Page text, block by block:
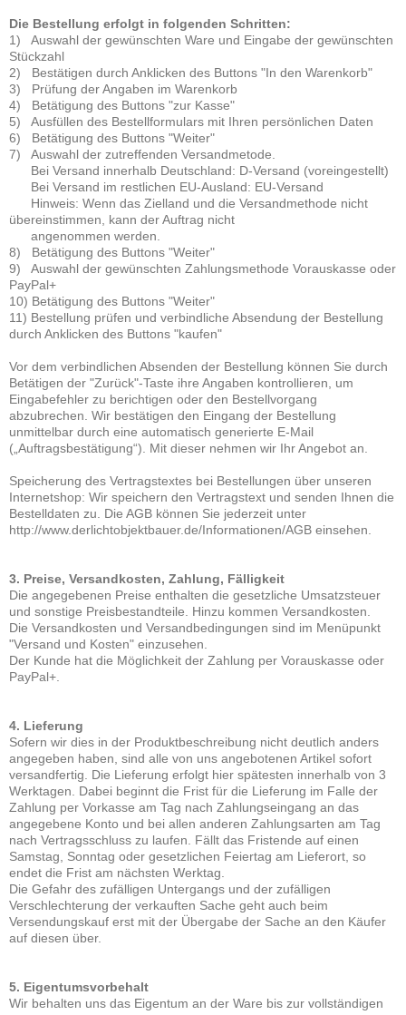
Die Bestellung erfolgt in folgenden Schritten:
1) Auswahl der gewünschten Ware und Eingabe der gewünschten
Stückzahl
2) Bestätigen durch Anklicken des Buttons "In den Warenkorb"
3) Prüfung der Angaben im Warenkorb
4) Betätigung des Buttons "zur Kasse"
5) Ausfüllen des Bestellformulars mit Ihren persönlichen Daten
6) Betätigung des Buttons "Weiter"
7) Auswahl der zutreffenden Versandmetode.
Bei Versand innerhalb Deutschland: D-Versand (voreingestellt)
Bei Versand im restlichen EU-Ausland: EU-Versand
Hinweis: Wenn das Zielland und die Versandmethode nicht
übereinstimmen, kann der Auftrag nicht
angenommen werden.
8) Betätigung des Buttons "Weiter"
9) Auswahl der gewünschten Zahlungsmethode Vorauskasse oder
PayPal+
10) Betätigung des Buttons "Weiter"
11) Bestellung prüfen und verbindliche Absendung der Bestellung
durch Anklicken des Buttons "kaufen"
Vor dem verbindlichen Absenden der Bestellung können Sie durch
Betätigen der "Zurück"-Taste ihre Angaben kontrollieren, um
Eingabefehler zu berichtigen oder den Bestellvorgang
abzubrechen. Wir bestätigen den Eingang der Bestellung
unmittelbar durch eine automatisch generierte E-Mail
(„Auftragsbestätigung“). Mit dieser nehmen wir Ihr Angebot an.
Speicherung des Vertragstextes bei Bestellungen über unseren
Internetshop: Wir speichern den Vertragstext und senden Ihnen die
Bestelldaten zu. Die AGB können Sie jederzeit unter
http://www.derlichtobjektbauer.de/Informationen/AGB einsehen.
3. Preise, Versandkosten, Zahlung, Fälligkeit
Die angegebenen Preise enthalten die gesetzliche Umsatzsteuer
und sonstige Preisbestandteile. Hinzu kommen Versandkosten.
Die Versandkosten und Versandbedingungen sind im Menüpunkt
"Versand und Kosten" einzusehen.
Der Kunde hat die Möglichkeit der Zahlung per Vorauskasse oder
PayPal+.
4. Lieferung
Sofern wir dies in der Produktbeschreibung nicht deutlich anders
angegeben haben, sind alle von uns angebotenen Artikel sofort
versandfertig. Die Lieferung erfolgt hier spätesten innerhalb von 3
Werktagen. Dabei beginnt die Frist für die Lieferung im Falle der
Zahlung per Vorkasse am Tag nach Zahlungseingang an das
angegebene Konto und bei allen anderen Zahlungsarten am Tag
nach Vertragsschluss zu laufen. Fällt das Fristende auf einen
Samstag, Sonntag oder gesetzlichen Feiertag am Lieferort, so
endet die Frist am nächsten Werktag.
Die Gefahr des zufälligen Untergangs und der zufälligen
Verschlechterung der verkauften Sache geht auch beim
Versendungskauf erst mit der Übergabe der Sache an den Käufer
auf diesen über.
5. Eigentumsvorbehalt
Wir behalten uns das Eigentum an der Ware bis zur vollständigen